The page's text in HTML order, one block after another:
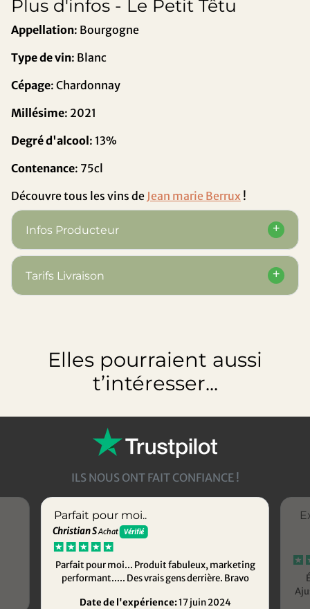
Plus d'infos - Le Petit Têtu
Appellation: Bourgogne
Type de vin: Blanc
Cépage: Chardonnay
Millésime: 2021
Degré d'alcool : 13%
Contenance: 75cl
Découvre tous les vins de Jean marie Berrux !
Infos Producteur
Tarifs Livraison
Elles pourraient aussi
t’intéresser...
ILS NOUS ONT FAIT CONFIANCE !
Parfait pour moi..
Christian SAchat Vérifié
Parfait pour moi... Produit fabuleux, marketing
performant..... Des vrais gens derrière. Bravo
Date de l'expérience:17 juin 2024